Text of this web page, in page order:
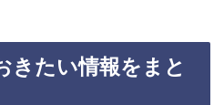
きたい情報をまと